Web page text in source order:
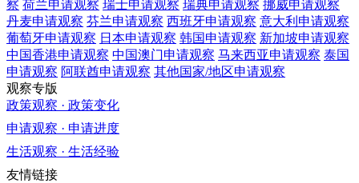
察 荷兰申请观察 瑞士申请观察 瑞典申请观察 挪威申请观察
丹麦申请观察 芬兰申请观察 西班牙申请观察 意大利 申请观察
葡萄牙申请观察 日本申请观察 韩国申请观察 新加坡申请观察
中国香港申请观察 中国澳门申请观察 马来西亚申请观察 泰国
申请观察 阿联酋申请观察 其他国家/地区申请观察
观察专版
政策观察 · 政策变化
申请观察 · 申请进度
生活观察 · 生活经验
友情链接